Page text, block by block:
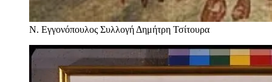
Ν. Εγγονόπουλος Συλλογή Δημήτρη Τσίτουρα